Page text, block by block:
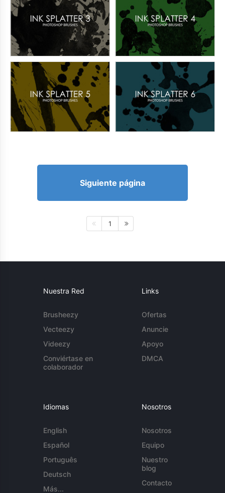
Siguiente página
1
Nuestra Red
Brusheezy
Vecteezy
Videezy
Conviértase en
colaborador
Links
Ofertas
Anuncie
Apoyo
DMCA
Idiomas
English
Español
Português
Deutsch
Más...
Nosotros
Nosotros
Equipo
Nuestro
blog
Contacto